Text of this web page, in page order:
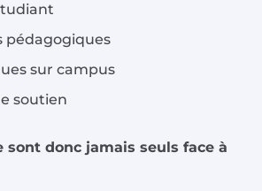
pédagogiques
sur campus
soutien
sont donc jamais seuls face à